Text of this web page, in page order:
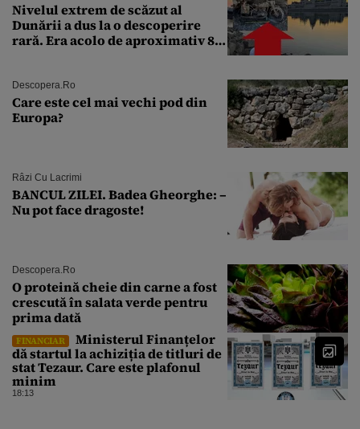
Nivelul extrem de scăzut al
Dunării a dus la o descoperire
rară. Era acolo de aproximativ 80
Descopera.ro
Care este cel mai vechi pod din
Europa?
Râzi Cu Lacrimi
BANCUL ZILEI. Badea Gheorghe: –
Nu pot face dragoste!
Descopera.ro
O proteină cheie din carne a fost
crescută în salata verde pentru
prima dată
FINANCIAR
Ministerul Finanțelor
dă startul la achiziția de titluri de
stat Tezaur. Care este plafonul
minim
18:13